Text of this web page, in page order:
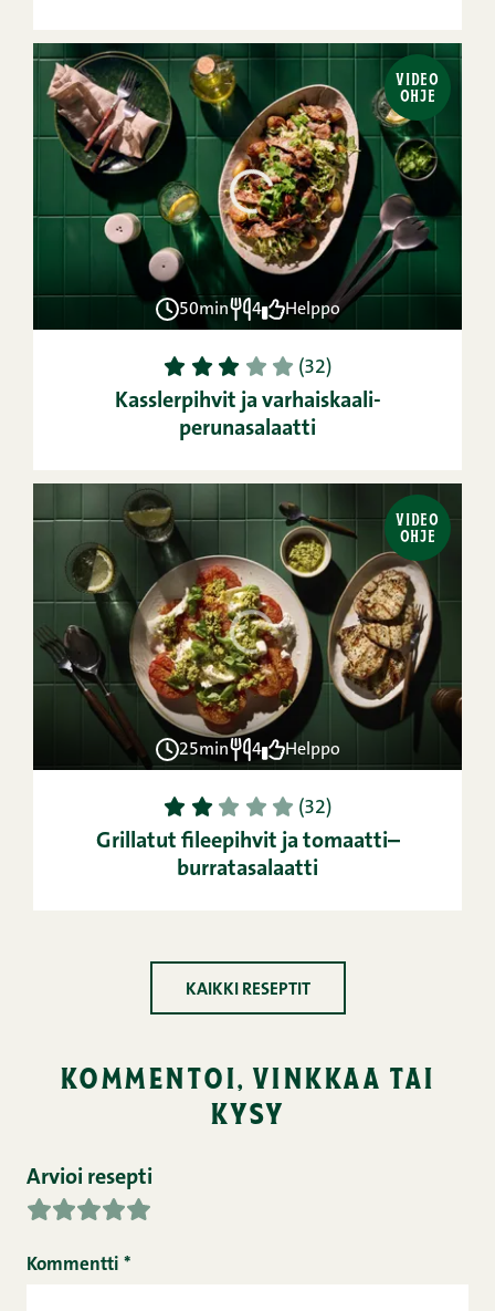
VIDEO
OHJE
50min 4 Helppo
1 2 3 4 5 (32)
Kasslerpihvit ja varhaiskaali-
perunasalaatti
VIDEO
OHJE
25min 4 Helppo
1 2 3 4 5 (32)
Grillatut fileepihvit ja tomaatti–
burratasalaatti
KAIKKI RESEPTIT
kommentoi, vinkkaa tai
kysy
Arvioi resepti
Kommentti *